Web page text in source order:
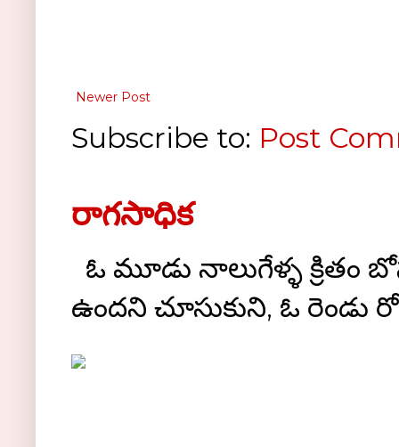
Newer Post
Subscribe to: Post
రాగసాధిక
ఓ మూడు నాలుగేళ్ళ క్రితం
ఉందని చూసుకుని, ఓ రెండు